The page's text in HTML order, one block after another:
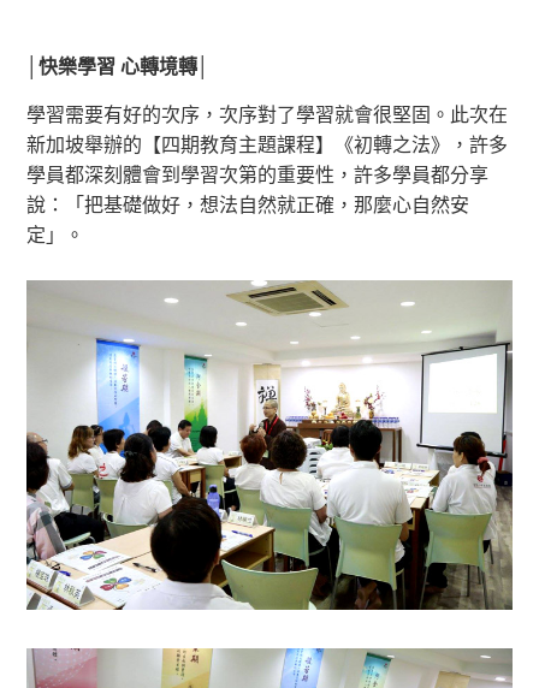
│快樂學習 心轉境轉
學習需要有好的次序，次序對了學習就會很堅固。此次在
新加坡舉辦的【四期教育主題課程】《初轉之法》，許多
學員都深刻體會到學習次第的重要性，許多學員都分享
說：「把基礎做好，想法自然就正確，那麼心自然安
定」。